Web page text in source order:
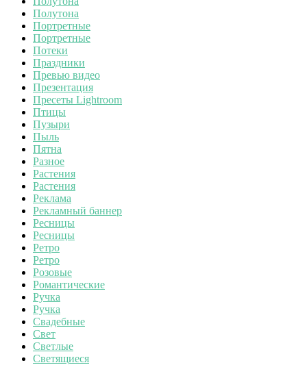
Полутона
Портретные
Портретные
Потеки
Праздники
Превью видео
Презентация
Пресеты Lightroom
Птицы
Пузыри
Пыль
Пятна
Разное
Растения
Растения
Реклама
Рекламный баннер
Ресницы
Ресницы
Ретро
Ретро
Розовые
Романтические
Ручка
Ручка
Свадебные
Свет
Светлые
Светящиеся